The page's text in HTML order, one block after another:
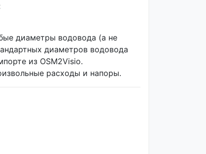
диаметры водовода (а не
диаметров водовода
из OSM2Visio.
расходы и напоры.